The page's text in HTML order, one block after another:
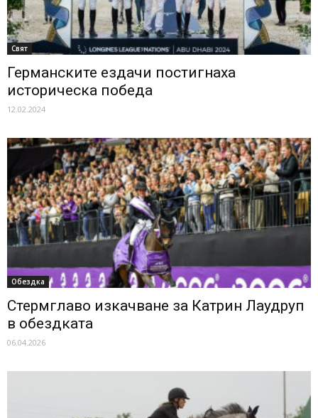
Свят
Германските ездачи постигнаха
историческа победа
12.02.2024
Обездка
Стермглаво изкачване за Катрин Лаудруп
в обездката
06.04.2026